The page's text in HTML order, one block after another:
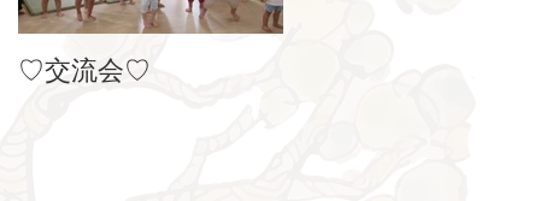
♡交流会♡